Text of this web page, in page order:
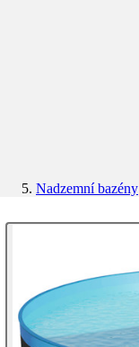
Nadzemní bazény